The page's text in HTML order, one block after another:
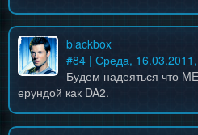
blackbox
#84 | Среда,
Будем надеяться что
ерундой как DA2.